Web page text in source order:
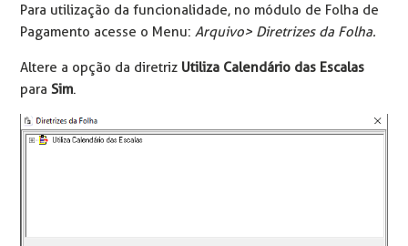
Para utilização da funcionalidade, no módulo de Folha de
Pagamento acesse o Menu: Arquivo> Diretrizes da Folha.
Altere a opção da diretriz Utiliza Calendário das Escalas
para Sim.